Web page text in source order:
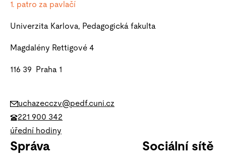
1. patro za pavlačí
Univerzita Karlova, Pedagogická fakulta
Magdalény Rettigové 4
116 39 Praha 1
uchazecczv@pedf.cuni.cz
221 900 342
úřední hodiny
Správa Sociální sítě